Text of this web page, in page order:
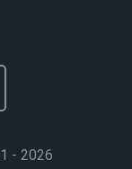
- 2026